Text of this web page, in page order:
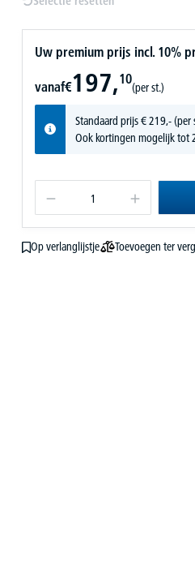
Uw premium prijs incl. 10%
vanaf€197,10
(per st.)
Standaard prijs€219,-(per
Ook kortingen mogelijk tot
Op verlanglijstje
Toevoegen ter